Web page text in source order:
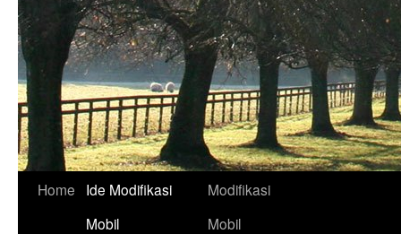
Home
Ide Modifikasi
Mobil
Modifikasi
Mobil